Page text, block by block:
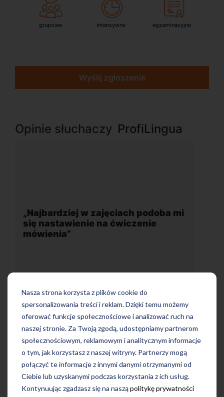
Nasza strona korzysta z plików cookie do
spersonalizowania treści i reklam. Dzięki temu możemy
oferować funkcje społecznościowe i analizować ruch na
naszej stronie. Za Twoją zgodą, udostępniamy partnerom
społecznościowym, reklamowym i analitycznym informacje
o tym, jak korzystasz z naszej witryny. Partnerzy mogą
połączyć te informacje z innymi danymi otrzymanymi od
Ciebie lub uzyskanymi podczas korzystania z ich usług.
Kontynuując zgadzasz się na nasząpolitykę prywatności
grupowe intensywne egzaminacyjne
Wyślij zgłoszenie
Opinie słuchaczy ProfiLingua
podoba mi
mi się
„Wygodna, nowoczesna szkoła
położona w dogodnej lokalizacji”
Uczę się w tej szkole od 4 lat i jestem
bardzo zadowolona. Zajęcia z
wygodna, nowoczesna szkoła
w dogodnej lokalizacji, bo tuż przy
wyjściu z metra, mili pracownicy,